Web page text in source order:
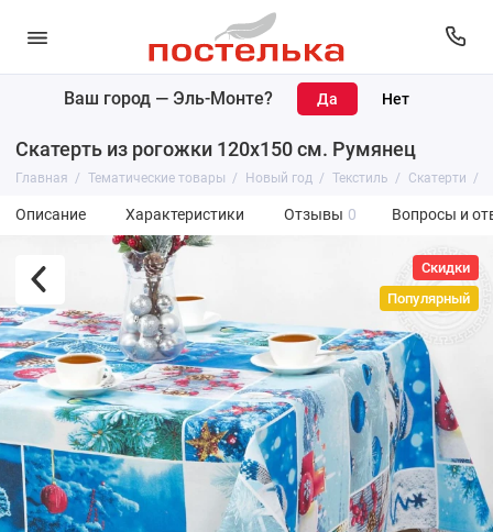
Ваш город — Эль-Монте?
Скатерть из рогожки 120х150 см. Румянец
Главная Тематические товары Новый год Текстиль Скатерти
Описание Характеристики Отзывы 0 Вопросы и
Скидки
Популярный